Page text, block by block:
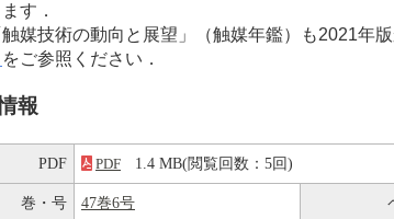
す．
触媒技術の動向と展望」（触媒年鑑）も2021年
をご参照ください．
報
PDF PDF 1.4 MB(閲覧回数：5回)
巻・号 47巻6号